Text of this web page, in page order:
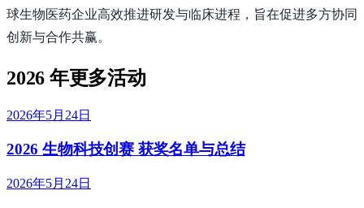
球生物医药企业高效推进研发与临床进程，旨在促进多方协同
创新与合作共赢。
2026 年更多活动
2026年5月24日
2026 生物科技创赛 获奖名单与总结
2026年5月24日